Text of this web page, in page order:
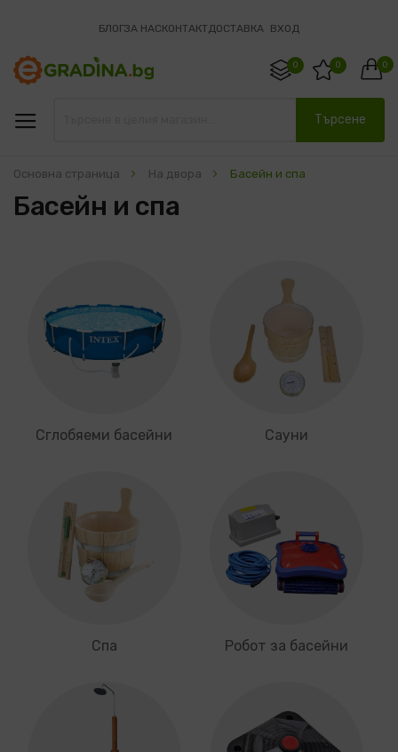
БЛОГЗА НАСКОНТАКТДОСТАВКА ВХОД
0
0 0
Търсене
Основна страница На двора Басейн и спа
Басейн и спа
Сглобяеми басейни Сауни
Спа Робот за басейни